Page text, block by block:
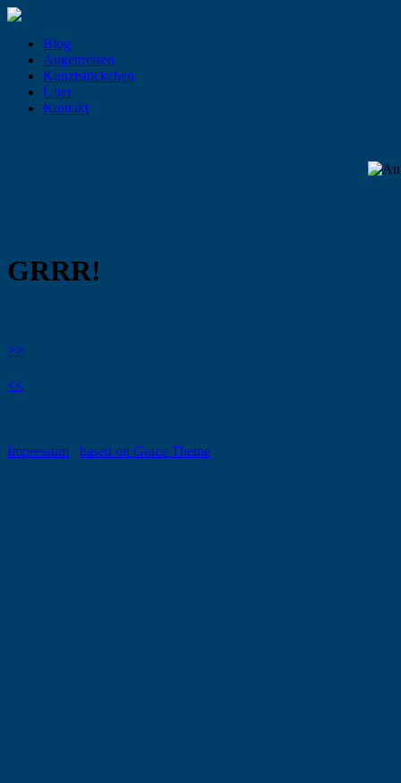
Blog
Augenreisen
Kunztstückchen
Über
Kontakt
GRRR!
>>
<<
Impressum based on Grace Theme